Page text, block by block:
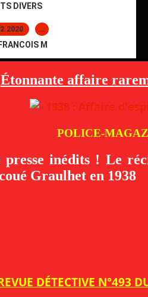
DIVERS
…
M
Étonnante affaire
POLICE-
presse inédits ! Le
Graulhet en 1938
DÉTECTIVE N°493